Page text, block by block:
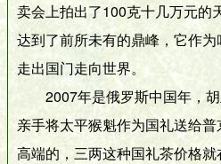
卖会上拍出了100克十几万元的
达到了前所未有的鼎峰，它作
走出国门走向世界。
2007年是俄罗斯中国年，胡
亲手将太平猴魁作为国礼送给
高端的，三两这种国礼茶价格